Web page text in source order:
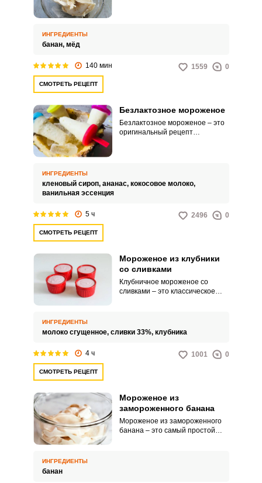
ИНГРЕДИЕНТЫ
банан, мёд
140 мин 1559 0
СМОТРЕТЬ РЕЦЕПТ
Безлактозное мороженое
Безлактозное мороженое – это
оригинальный рецепт
ИНГРЕДИЕНТЫ
кленовый сироп, ананас, кокосовое молоко,
ванильная эссенция
5 ч 2496 0
СМОТРЕТЬ РЕЦЕПТ
Мороженое из клубники
со сливками
Клубничное мороженое со
сливками – это классическое
быть быстрым, легким в
реализации и из доступных
ИНГРЕДИЕНТЫ
молоко сгущенное, сливки 33%, клубника
4 ч 1001 0
СМОТРЕТЬ РЕЦЕПТ
Мороженое из
замороженного банана
Мороженое из замороженного
банана – это самый простой
ИНГРЕДИЕНТЫ
банан